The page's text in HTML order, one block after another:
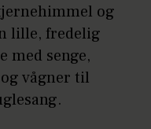
og
lille, fredelig
med senge,
vågner til